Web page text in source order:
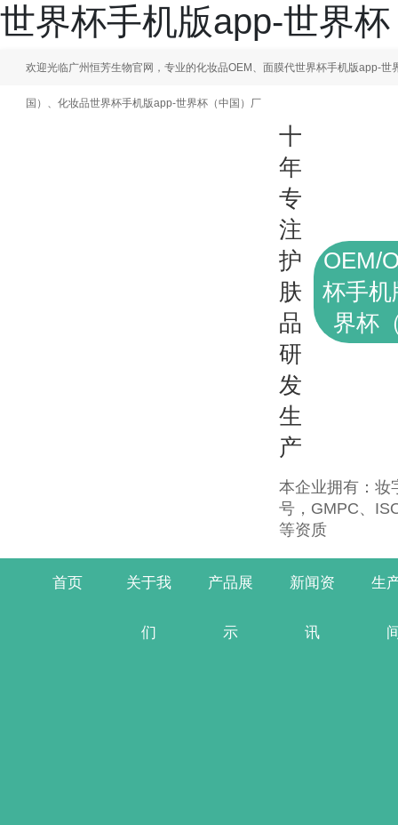
世界杯手机版app-世界
欢迎光临广州恒芳生物官网，专业的化妆品OEM、面膜代世界杯手机版app-世
国）、化妆品世界杯手机版app-世界杯（中国）厂
十
年
专
注
护
肤
品
研
发
生
产
OEM/
杯手机
界杯
本企业拥有：妆
号，GMPC、
等资质
首页 关于我
们
产品展
示
新闻资
讯
生